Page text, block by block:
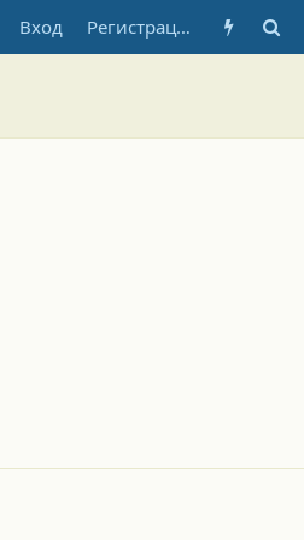
Вход Регистрация